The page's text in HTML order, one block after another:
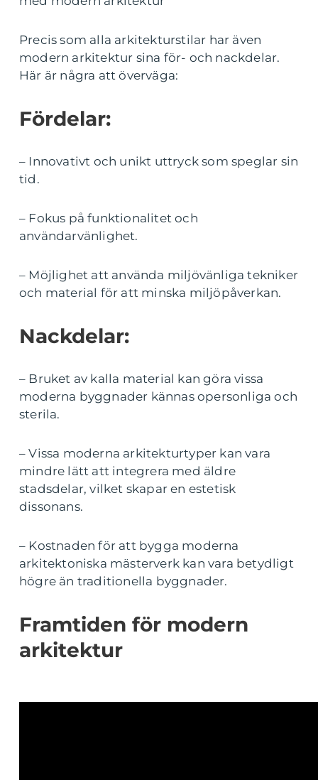
Precis som alla arkitekturstilar har även
modern arkitektur sina för- och nackdelar.
Här är några att överväga:
Fördelar:
– Innovativt och unikt uttryck som speglar sin
tid.
– Fokus på funktionalitet och
användarvänlighet.
– Möjlighet att använda miljövänliga tekniker
och material för att minska miljöpåverkan.
Nackdelar:
– Bruket av kalla material kan göra vissa
moderna byggnader kännas opersonliga och
sterila.
– Vissa moderna arkitekturtyper kan vara
mindre lätt att integrera med äldre
stadsdelar, vilket skapar en estetisk
dissonans.
– Kostnaden för att bygga moderna
arkitektoniska mästerverk kan vara betydligt
högre än traditionella byggnader.
Framtiden för modern
arkitektur